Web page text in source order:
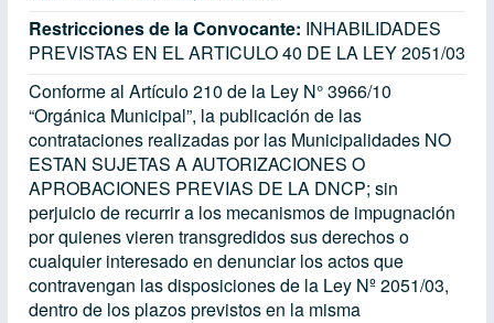
Restricciones de la Convocante: INHABILIDADES
PREVISTAS EN EL ARTICULO 40 DE LA LEY 2051/03
Conforme al Artículo 210 de la Ley N° 3966/10
“Orgánica Municipal”, la publicación de las
contrataciones realizadas por las Municipalidades NO
ESTAN SUJETAS A AUTORIZACIONES O
APROBACIONES PREVIAS DE LA DNCP; sin
perjuicio de recurrir a los mecanismos de impugnación
por quienes vieren transgredidos sus derechos o
cualquier interesado en denunciar los actos que
contravengan las disposiciones de la Ley Nº 2051/03,
dentro de los plazos previstos en la misma